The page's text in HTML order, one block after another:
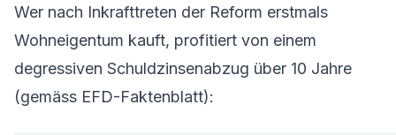
Wer nach Inkrafttreten der Reform erstmals
Wohneigentum kauft, profitiert von einem
degressiven Schuldzinsenabzug über 10 Jahre
(gemäss EFD-Faktenblatt):